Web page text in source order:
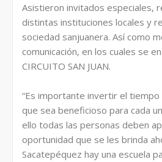
Asistieron invitados especiales,
distintas instituciones locales y
sociedad sanjuanera. Así como
comunicación, en los cuales se
CIRCUITO SAN JUAN.
“Es importante invertir el
que sea beneficioso para cada
ello todas las personas deben
oportunidad que se les brinda
Sacatepéquez hay una escuela